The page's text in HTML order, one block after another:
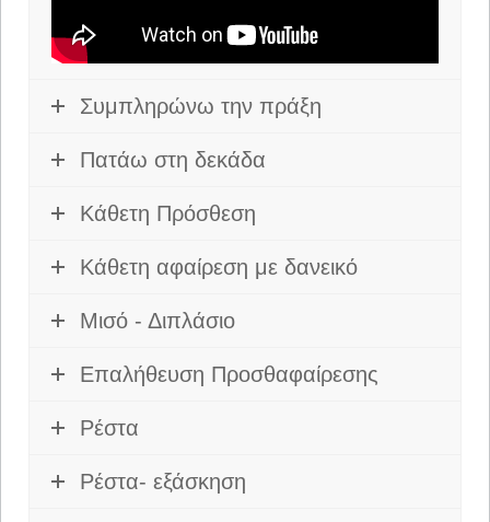
Συμπληρώνω την πράξη
Πατάω στη δεκάδα
Κάθετη Πρόσθεση
Κάθετη αφαίρεση με δανεικό
Μισό - Διπλάσιο
Επαλήθευση Προσθαφαίρεσης
Ρέστα
Ρέστα- εξάσκηση